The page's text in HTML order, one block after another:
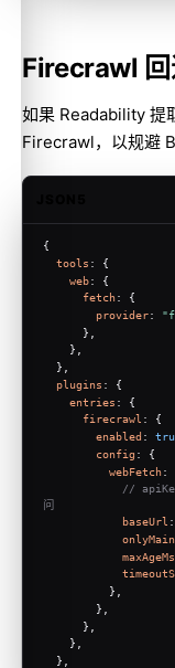
Firecrawl
如果 Readability 提
Firecrawl，以规避
{
tools : {
web: {
fetch: {
provider:
      },
    },
  },
plugins : {
entries : {
firecrawl : {
enabled :
config : {
webFetch:
//
问
baseUrl :
maxAgeMs
          },
        },
      },
    },
  },